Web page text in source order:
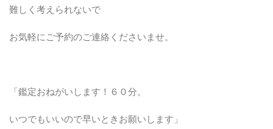
難しく考えられないで
お気軽にご予約のご連絡くださいませ。
「鑑定おねがいします！６０分。
いつでもいいので早いときお願いします」